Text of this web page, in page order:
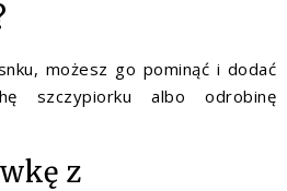
możesz go pominąć i dodać
szczypiorku albo odrobinę
z